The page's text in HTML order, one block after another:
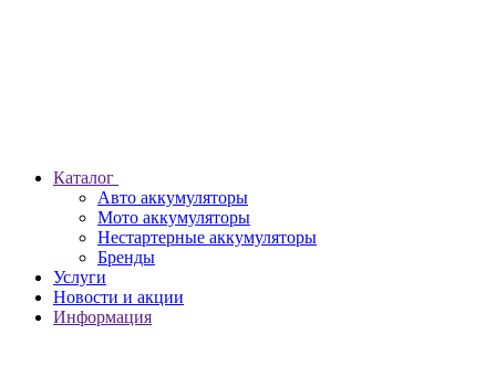
Каталог
Авто аккумуляторы
Мото аккумуляторы
Нестартерные аккумуляторы
Бренды
Услуги
Новости и акции
Информация